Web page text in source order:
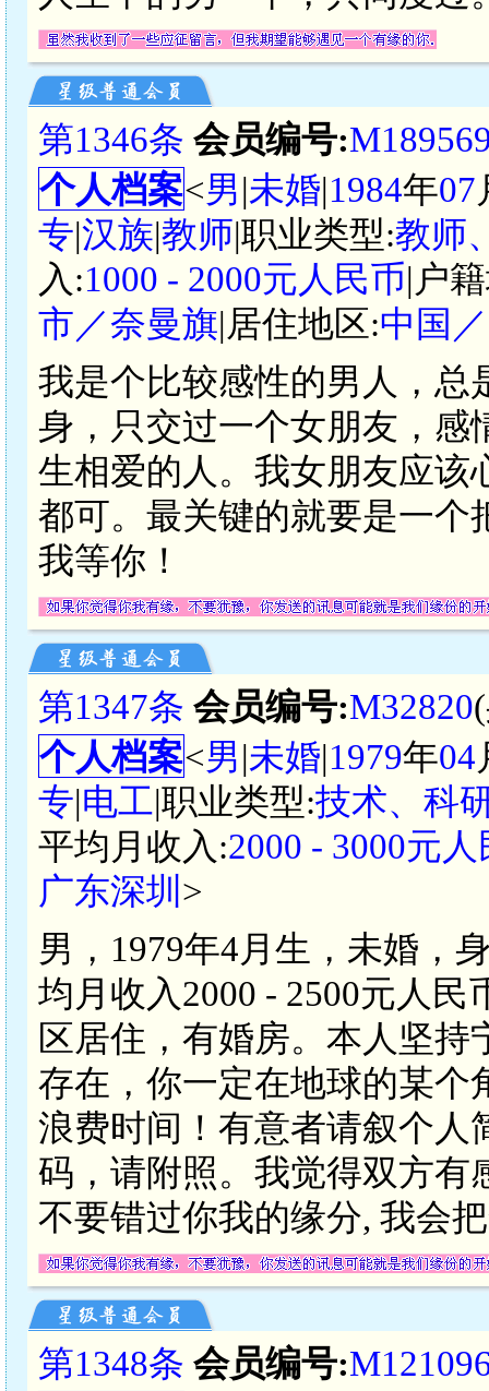
第1346条 会员编号:
个人档案<男|未婚|1984年07
专|汉族|教师|职业类型:教师
入:1000 - 2000元人民币|户
市／奈曼旗|居住地区:中国
我是个比较感性的男人，总
身，只交过一个女朋友，感
生相爱的人。我女朋友应该
都可。最关键的就要是一个
我等你！
第1347条 会员编号:M32820
个人档案<男|未婚|1979年04
专|电工|职业类型:技术、科
平均月收入:2000 - 3000元
广东深圳 >
男，1979年4月生，未婚，
均月收入2000 - 2500元人
区居住，有婚房。本人坚
存在，你一定在地球的某个
浪费时间！有意者请叙个人
码，请附照。我觉得双方有
不要错过你我的缘分, 我会
第1348条 会员编号: